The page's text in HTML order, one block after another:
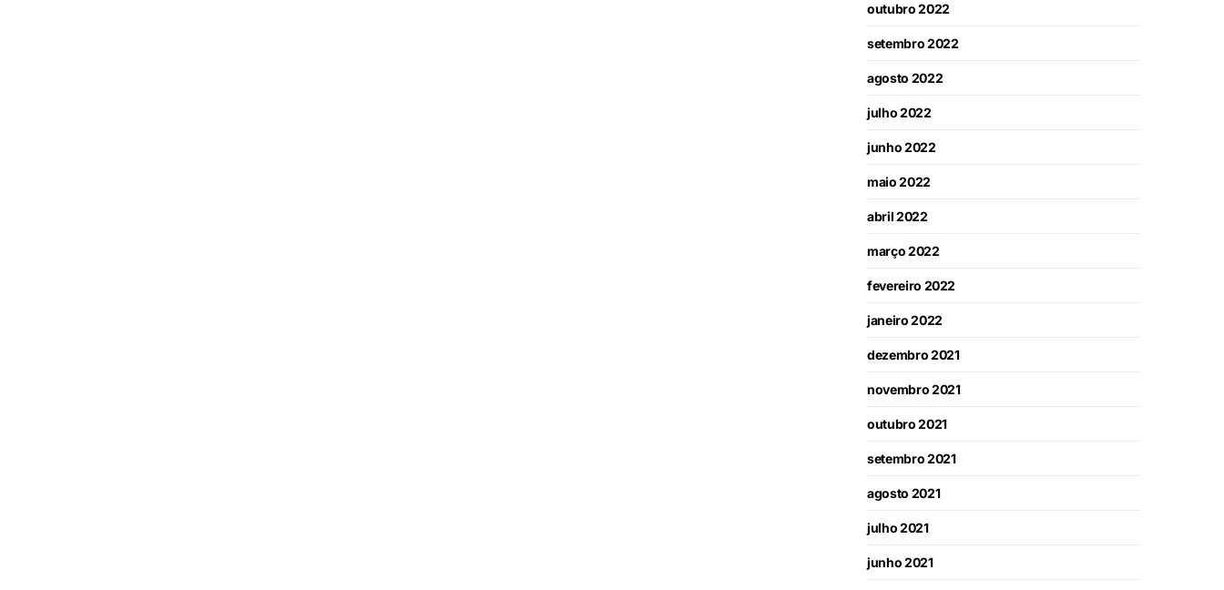
outubro 2022
setembro 2022
agosto 2022
julho 2022
junho 2022
maio 2022
abril 2022
março 2022
fevereiro 2022
janeiro 2022
dezembro 2021
novembro 2021
outubro 2021
setembro 2021
agosto 2021
julho 2021
junho 2021